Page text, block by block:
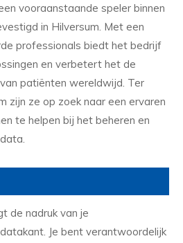
vooraanstaande speler binnen
in Hilversum. Met een
professionals biedt het bedrijf
en verbetert het de
patiënten wereldwijd. Ter
zijn ze op zoek naar een ervaren
te helpen bij het beheren en
de nadruk van je
Je bent verantwoordelijk